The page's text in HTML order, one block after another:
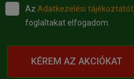
Az Adatkezelési tájékoztatót
foglaltakat elfogadom.
KÉREM AZ AKCIÓKAT